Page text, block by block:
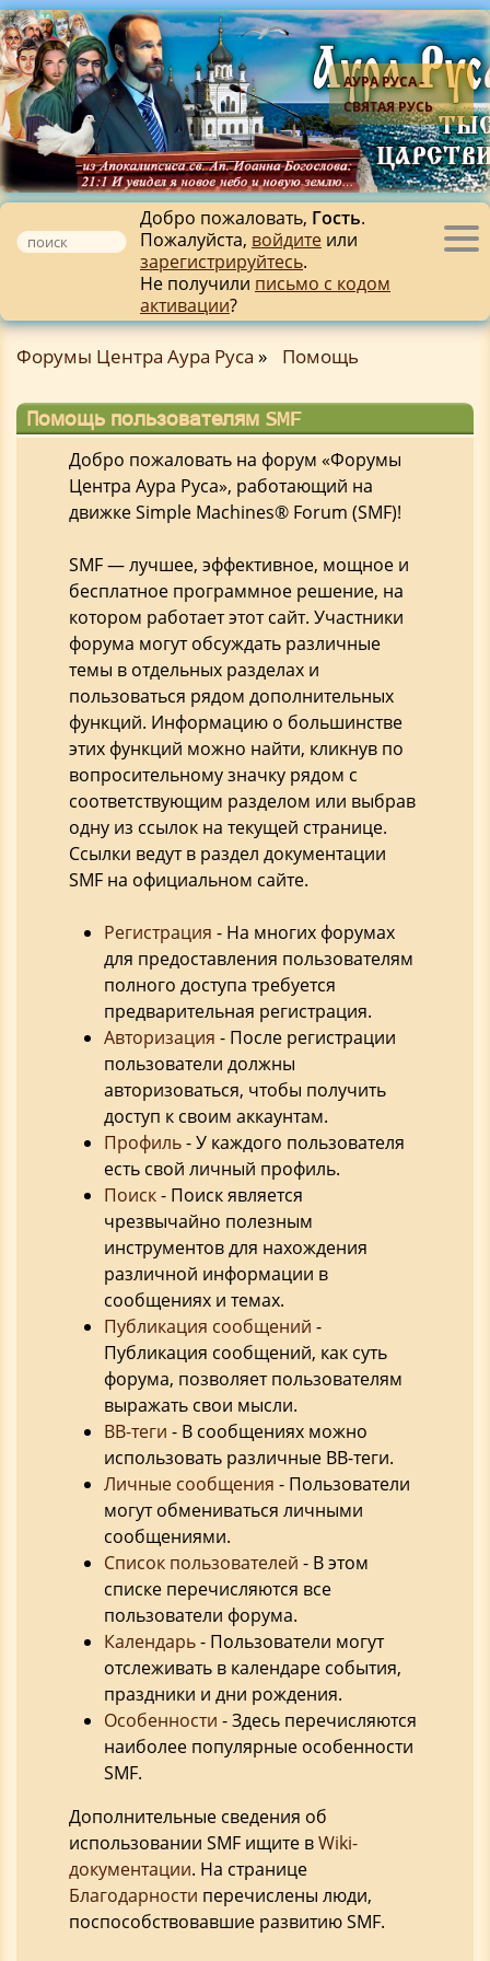
АУРА РУСА -
СВЯТАЯ РУСЬ
Добро пожаловать, Гость.
Пожалуйста, войдите или
зарегистрируйтесь.
Не получили письмо с кодом
активации?
Форумы Центра Аура Руса » Помощь
Помощь пользователям SMF
Добро пожаловать на форум «Форумы
Центра Аура Руса», работающий на
движке Simple Machines® Forum (SMF)!
SMF — лучшее, эффективное, мощное и
бесплатное программное решение, на
котором работает этот сайт. Участники
форума могут обсуждать различные
темы в отдельных разделах и
пользоваться рядом дополнительных
функций. Информацию о большинстве
этих функций можно найти, кликнув по
вопросительному значку рядом с
соответствующим разделом или выбрав
одну из ссылок на текущей странице.
Ссылки ведут в раздел документации
SMF на официальном сайте.
Регистрация - На многих форумах
для предоставления пользователям
полного доступа требуется
предварительная регистрация.
Авторизация - После регистрации
пользователи должны
авторизоваться, чтобы получить
доступ к своим аккаунтам.
Профиль- У каждого пользователя
есть свой личный профиль.
Поиск- Поиск является
чрезвычайно полезным
инструментов для нахождения
различной информации в
сообщениях и темах.
Публикация сообщений -
Публикация сообщений, как суть
форума, позволяет пользователям
выражать свои мысли.
BB-теги - В сообщениях можно
использовать различные BB-теги.
Личные сообщения - Пользователи
могут обмениваться личными
сообщениями.
Список пользователей - В этом
списке перечисляются все
пользователи форума.
Календарь- Пользователи могут
отслеживать в календаре события,
праздники и дни рождения.
Особенности - Здесь перечисляются
наиболее популярные особенности
SMF.
Дополнительные сведения об
использовании SMF ищите вWiki-
документации. На странице
Благодарности перечислены люди,
поспособствовавшие развитию SMF.